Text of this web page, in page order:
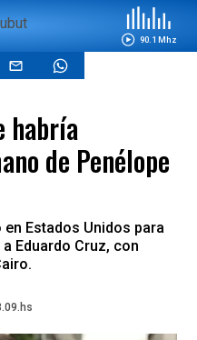
90.1 Mhz
habría
de Penélope
Estados Unidos para
Eduardo Cruz, con